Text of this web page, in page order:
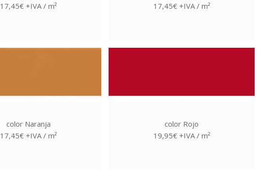
17,45€ +IVA / m²
17,45€ +IVA / m²
color Naranja
17,45€ +IVA / m²
color Rojo
19,95€ +IVA / m²